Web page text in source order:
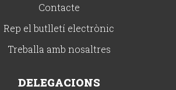
Contacte
Rep el butlletí electrònic
Treballa amb nosaltres
DELEGACIONS